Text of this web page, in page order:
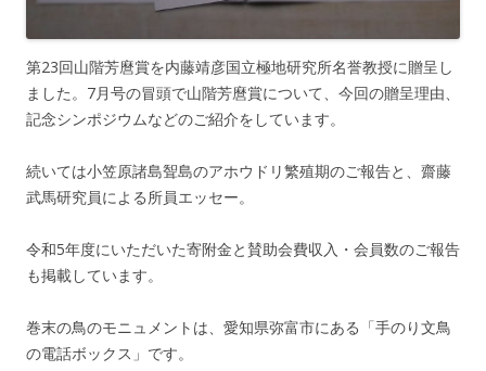
第23回山階芳麿賞を内藤靖彦国立極地研究所名誉教授に贈呈し
ました。7月号の冒頭で山階芳麿賞について、今回の贈呈理由、
記念シンポジウムなどのご紹介をしています。
続いては小笠原諸島聟島のアホウドリ繁殖期のご報告と、齋藤
武馬研究員による所員エッセー。
令和5年度にいただいた寄附金と賛助会費収入・会員数のご報告
も掲載しています。
巻末の鳥のモニュメントは、愛知県弥富市にある「手のり文鳥
の電話ボックス」です。